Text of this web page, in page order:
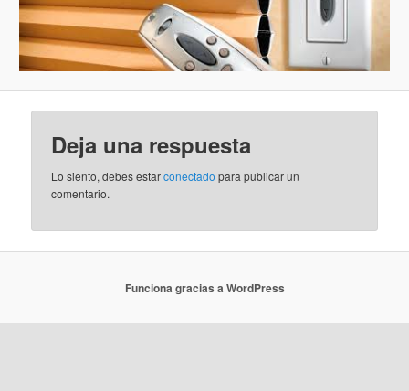
Deja una respuesta
Lo siento, debes estarconectado para publicar un
comentario.
Funciona gracias a WordPress